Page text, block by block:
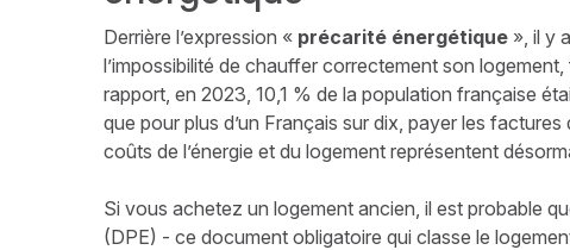
Derrière l’expression « précarité énergétique », il y
l’impossibilité de chauffer correctement son
rapport, en 2023, 10,1 % de la population française
que pour plus d’un Français sur dix, payer les
coûts de l’énergie et du logement représentent
Si vous achetez un logement ancien, il est probable
(DPE) - ce document obligatoire qui classe le